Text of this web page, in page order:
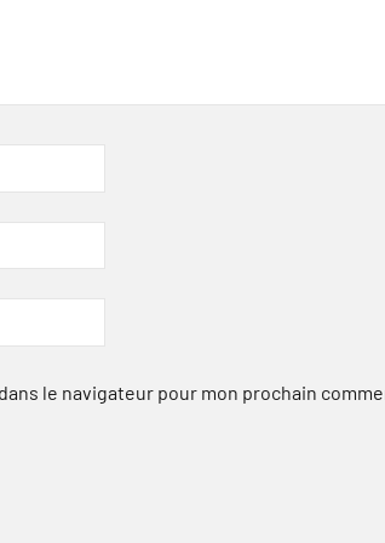
le navigateur pour mon prochain